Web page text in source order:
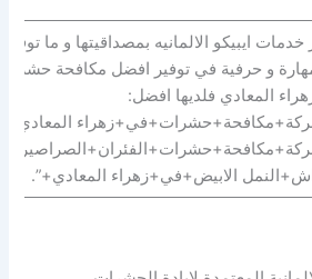
خدمات ايبيكو الالمانيه بمصداقيتها و ما توفره
و حرفية في توفير افضل مكافحة
المعادي فلديها افضل:
الابيض+في+زهراء المعادي+”.